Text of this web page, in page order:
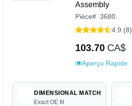
Assembly
Pièce# 3680
4.9 (8)
103.70 CA$
Aperçu Rapide
DIMENSIONAL MATCH
Exact OE fit